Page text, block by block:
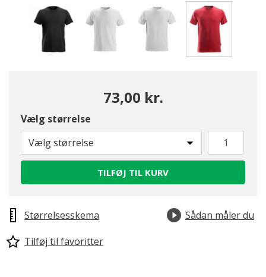
73,00 kr.
Vælg størrelse
Vælg størrelse
TILFØJ TIL KURV
Størrelsesskema
Sådan måler du
Tilføj til favoritter